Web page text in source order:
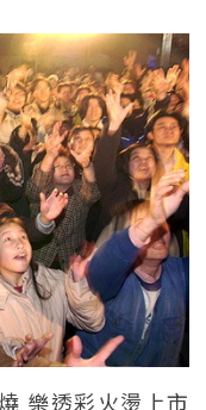
樂透彩火燙上市